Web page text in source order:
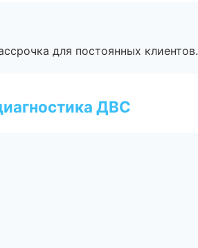
для постоянных клиентов.
ДВС